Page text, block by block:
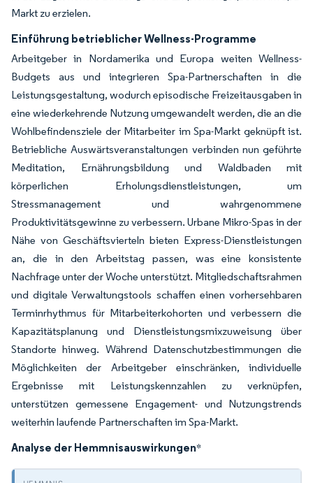
Markt zu erzielen.
Einführung betrieblicher Wellness-Programme
Arbeitgeber in Nordamerika und Europa weiten Wellness-
Budgets aus und integrieren Spa-Partnerschaften in die
Leistungsgestaltung, wodurch episodische Freizeitausgaben in
eine wiederkehrende Nutzung umgewandelt werden, die an die
Wohlbefindensziele der Mitarbeiter im Spa-Markt geknüpft ist.
Betriebliche Auswärtsveranstaltungen verbinden nun geführte
Meditation, Ernährungsbildung und Waldbaden mit
körperlichen Erholungsdienstleistungen, um
Stressmanagement und wahrgenommene
Produktivitätsgewinne zu verbessern. Urbane Mikro-Spas in der
Nähe von Geschäftsvierteln bieten Express-Dienstleistungen
an, die in den Arbeitstag passen, was eine konsistente
Nachfrage unter der Woche unterstützt. Mitgliedschaftsrahmen
und digitale Verwaltungstools schaffen einen vorhersehbaren
Terminrhythmus für Mitarbeiterkohorten und verbessern die
Kapazitätsplanung und Dienstleistungsmixzuweisung über
Standorte hinweg. Während Datenschutzbestimmungen die
Möglichkeiten der Arbeitgeber einschränken, individuelle
Ergebnisse mit Leistungskennzahlen zu verknüpfen,
unterstützen gemessene Engagement- und Nutzungstrends
weiterhin laufende Partnerschaften im Spa-Markt.
Analyse der Hemmnisauswirkungen*